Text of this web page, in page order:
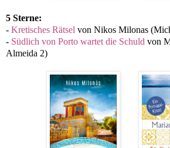
5 Sterne:
- Kretisches Rätsel von Nikos Milonas
- Südlich von Porto wartet die Schuld von
Almeida 2)